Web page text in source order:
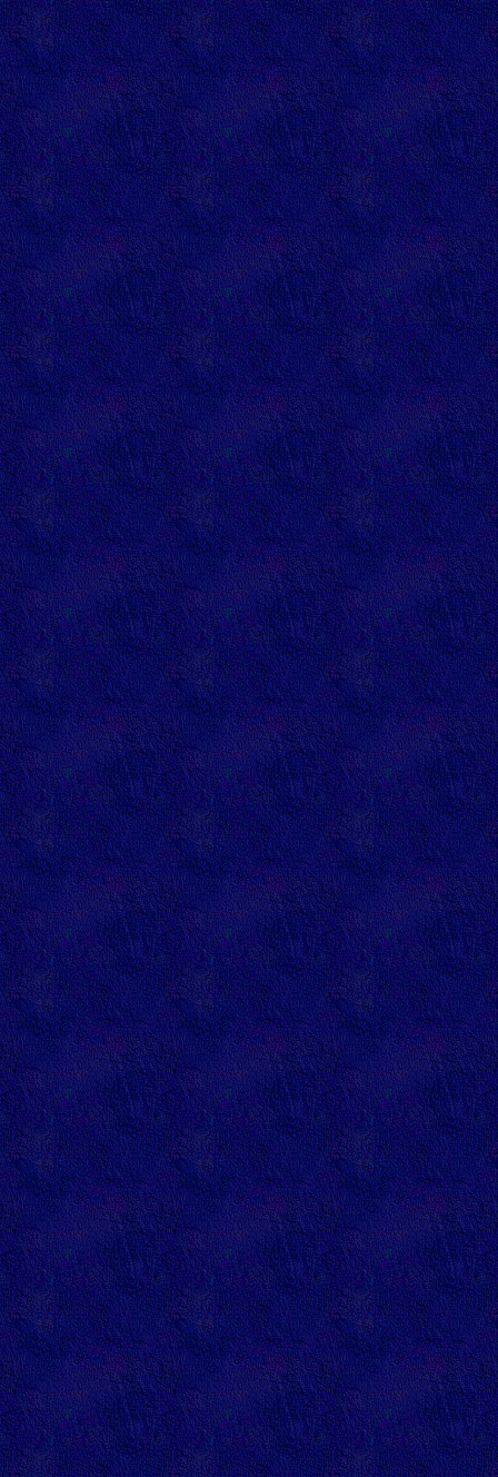
auto
annuaire
generale
annuaire
marmotte
annuaire
bpma
annuaire
annuaire
aidopc
annuaire
bibi1608
annuaire
annuaire
lestrois
annuaire
rv77400
annuaire
pour�
annuaire
lyoshie
annuaire
whipetti
annuaire
centreref